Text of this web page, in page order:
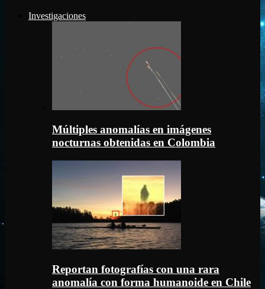
Investigaciones
Múltiples anomalías en imágenes
nocturnas obtenidas en Colombia
Reportan fotografías con una rara
anomalía con forma humanoide en Chile